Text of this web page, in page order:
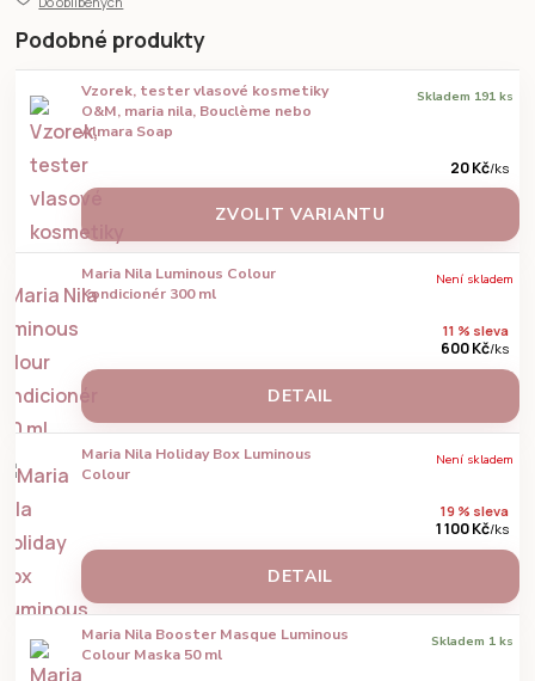
Podobné produkty
Vzorek, tester vlasové kosmetiky
O&M, maria nila, Bouclème nebo
Almara Soap
20 Kč/ks
Skladem 191 ks
ZVOLIT VARIANTU
Maria Nila Luminous Colour
Kondicionér 300 ml
11 % sleva
600 Kč/ks
Není skladem
DETAIL
Maria Nila Holiday Box Luminous
Colour
19 % sleva
1 100 Kč/ks
Není skladem
DETAIL
Maria Nila Booster Masque Luminous
Colour Maska 50 ml
Skladem 1 ks